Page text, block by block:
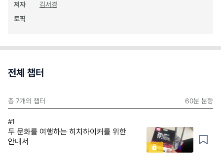
저자
김서경
토픽
전체 챕터
총 7개의 챕터 60분 분량
#1
두 문화를 여행하는 히치하이커를 위한
안내서